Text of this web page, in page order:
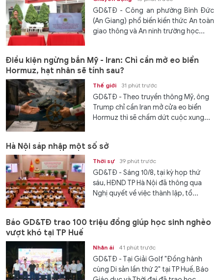
GD&TĐ - Công an phường Bình Đức
(An Giang) phổ biến kiến thức An toàn
giao thông và An ninh trường học...
Điều kiện ngừng bắn Mỹ - Iran: Chỉ cần mở eo biển
Hormuz, hạt nhân sẽ tính sau?
Thế giới 31 phút trước
GD&TĐ - Theo truyền thông Mỹ, ông
Trump chỉ cần Iran mở cửa eo biển
Hormuz thì sẽ chấm dứt cuộc xung...
Hà Nội sáp nhập một số sở
Thời sự 39 phút trước
GD&TĐ - Sáng 10/8, tại kỳ họp thứ
sáu, HĐND TP Hà Nội đã thông qua
Nghị quyết về việc thành lập, tổ...
Báo GD&TĐ trao 100 triệu đồng giúp học sinh nghèo
vượt khó tại TP Huế
Nhân ái 41 phút trước
GD&TĐ - Tại Giải Golf "Đồng hành
cùng Di sản lần thứ 2" tại TP Huế, Báo